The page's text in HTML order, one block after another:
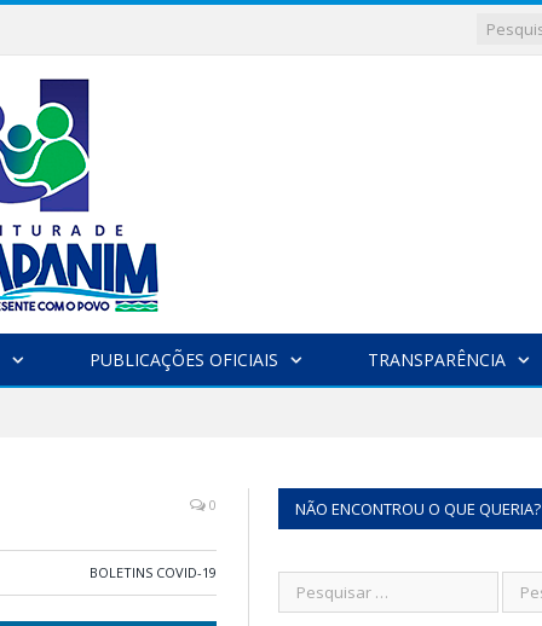
PUBLICAÇÕES OFICIAIS TRANSPARÊNCIA
0
BOLETINS COVID-19
NÃO ENCONTROU O QUE QUERIA?